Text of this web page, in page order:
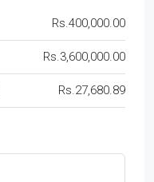
Rs.400,000.00
Rs.3,600,000.00
Rs.27,680.89